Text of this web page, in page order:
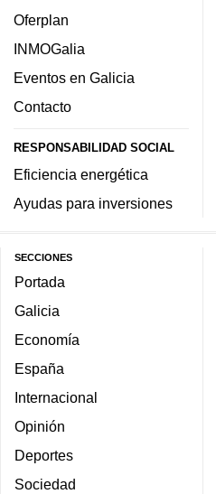
Oferplan
INMOGalia
Eventos en Galicia
Contacto
RESPONSABILIDAD SOCIAL
Eficiencia energética
Ayudas para inversiones
SECCIONES
Portada
Galicia
Economía
España
Internacional
Opinión
Deportes
Sociedad